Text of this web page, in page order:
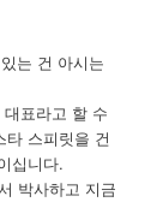
는 건 아시는
표라고 할 수
스피릿을 건
십니다.
박사하고 지금